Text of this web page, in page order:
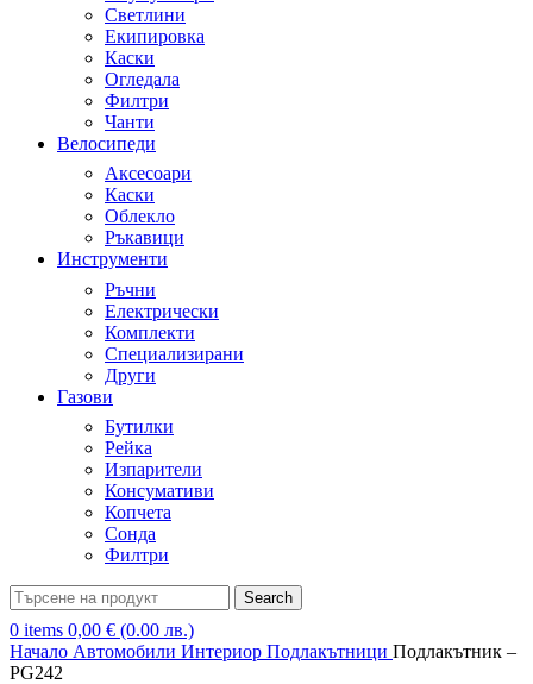
Светлини
Екипировка
Каски
Огледала
Филтри
Чанти
Велосипеди
Аксесоари
Каски
Облекло
Ръкавици
Инструменти
Ръчни
Електрически
Комплекти
Специализирани
Други
Газови
Бутилки
Рейка
Изпарители
Консумативи
Копчета
Сонда
Филтри
Search
0 items 0,00 € (0.00 лв.)
Начало Автомобили Интериор Подлакътници Подлакътник –
PG242